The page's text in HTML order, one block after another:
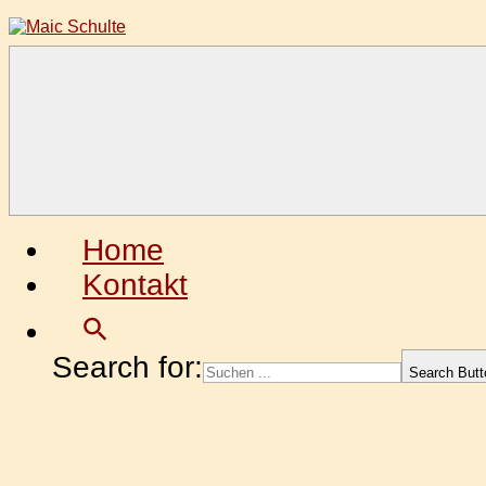
Zum
Inhalt
Home
Kontakt
Search for: Search